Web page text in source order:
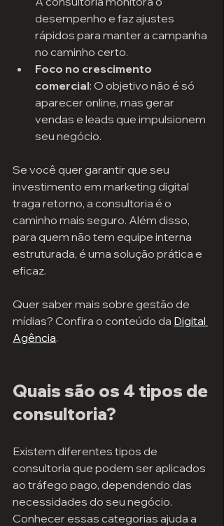
desempenho e faz ajustes
rápidos para manter a campanha
no caminho certo.
Foco no crescimento
comercial: O objetivo não é só
aparecer online, mas gerar
vendas e leads que impulsionem
seu negócio.
Se você quer garantir que seu
investimento em marketing digital
traga retorno, a consultoria é o
caminho mais seguro. Além disso,
para quem não tem equipe interna
estruturada, é uma solução prática e
eficaz.
Quer saber mais sobre gestão de
mídias? Confira o conteúdo da Digital
Agência.
Quais são os 4 tipos de
consultoria?
Existem diferentes tipos de
consultoria que podem ser aplicados
ao tráfego pago, dependendo das
necessidades do seu negócio.
Conhecer essas categorias ajuda a